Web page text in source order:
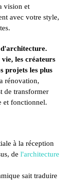
vision et
avec votre style,
d'architecture.
vie, les créateurs
projets les plus
rénovation,
de transformer
et fonctionnel.
à la réception
de l'architecture
sait traduire